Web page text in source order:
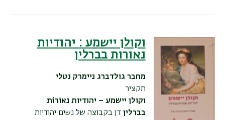
וקולן יישמע : יהודיות
נאורות בברלין
מחבר גולדברג ניימרק נטלי
תקציר
וקולן יישמע – יהודיות נאוֹרוֹת
בברלין דן בקבוצה של נשים יהודיות